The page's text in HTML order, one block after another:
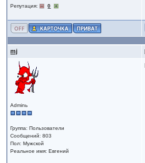
Репутация: 0
mj
Adminь
Группа: Пользователи
Сообщений: 803
Пол: Мужской
Реальное имя: Евгений